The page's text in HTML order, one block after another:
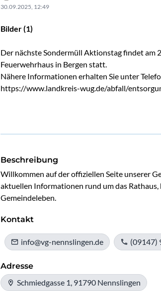
30.09.2025, 12:49
Bilder (1)
Der nächste Sondermüll Aktionstag findet am
Feuerwehrhaus in Bergen statt.
Nähere Informationen erhalten Sie unter
https://www.landkreis-wug.de/abfall/
Beschreibung
Willkommen auf der offiziellen Seite unserer
aktuellen Informationen rund um das
Gemeindeleben.
Kontakt
info@vg-nennslingen.de (09147)
Adresse
Schmiedgasse 1, 91790 Nennslingen